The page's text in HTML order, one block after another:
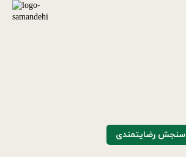
سنجش رضایتمندی